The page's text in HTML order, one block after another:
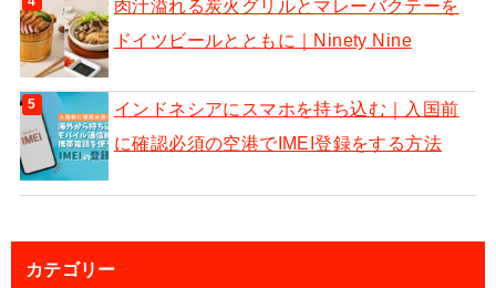
肉汁溢れる炭火グリルとマレーバクテーを
ドイツビールとともに｜Ninety Nine
インドネシアにスマホを持ち込む｜入国前
に確認必須の空港でIMEI登録をする方法
カテゴリー